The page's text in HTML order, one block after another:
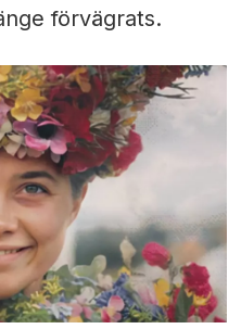
förvägrats.